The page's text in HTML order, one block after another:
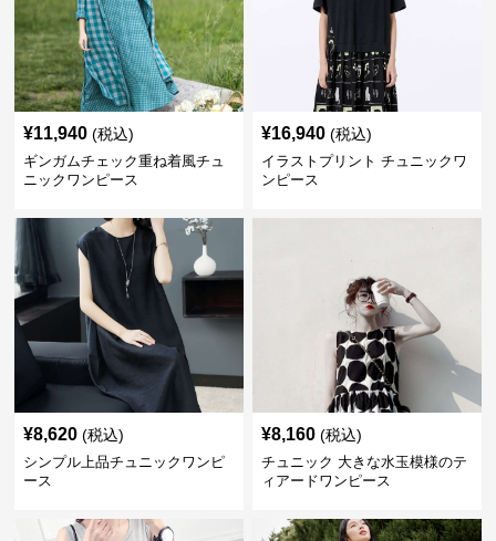
¥11,940 (税込)
ギンガムチェック重ね着風チュ
ニックワンピース
¥16,940 (税込)
イラストプリント チュニックワ
ンピース
¥8,620 (税込)
シンプル上品チュニックワンピ
ース
¥8,160 (税込)
チュニック 大きな水玉模様のテ
ィアードワンピース